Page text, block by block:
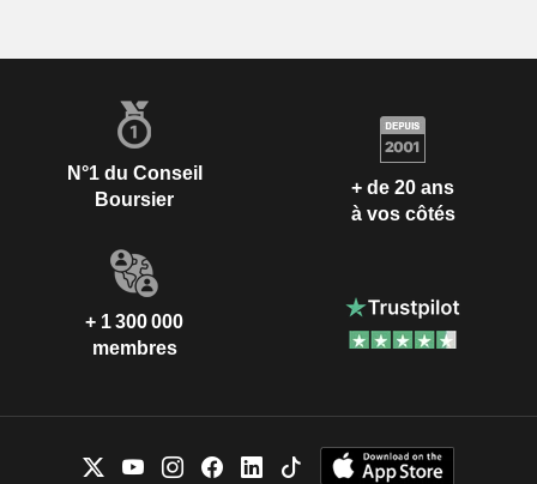
N°1 du Conseil
Boursier
+ de 20 ans
à vos côtés
+ 1 300 000
membres